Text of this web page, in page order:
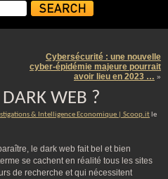
Cybersécurité : une nouvelle
cyber-épidémie majeure pourrait
avoir lieu en 2023 … »
DARK WEB ?
& Intelligence Economique | Scoop.it le
le dark web fait bel et bien
se cachent en réalité tous les sites
de recherche et qui nécessitent